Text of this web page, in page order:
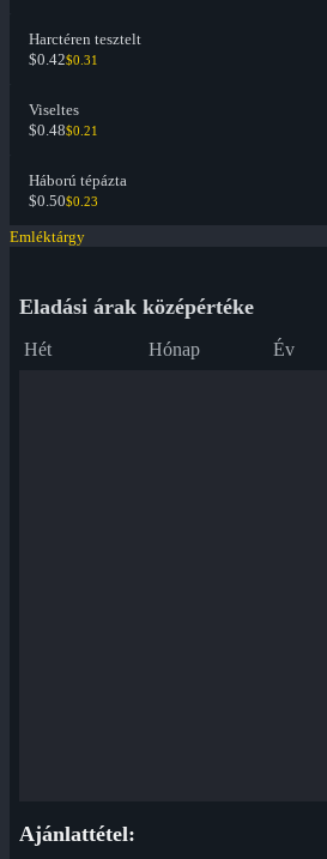
Harctéren tesztelt
$0.42$0.31
Viseltes
$0.48$0.21
Háború tépázta
$0.50$0.23
Emléktárgy
Eladási árak középértéke
Hét Hónap Év
Ajánlattétel: